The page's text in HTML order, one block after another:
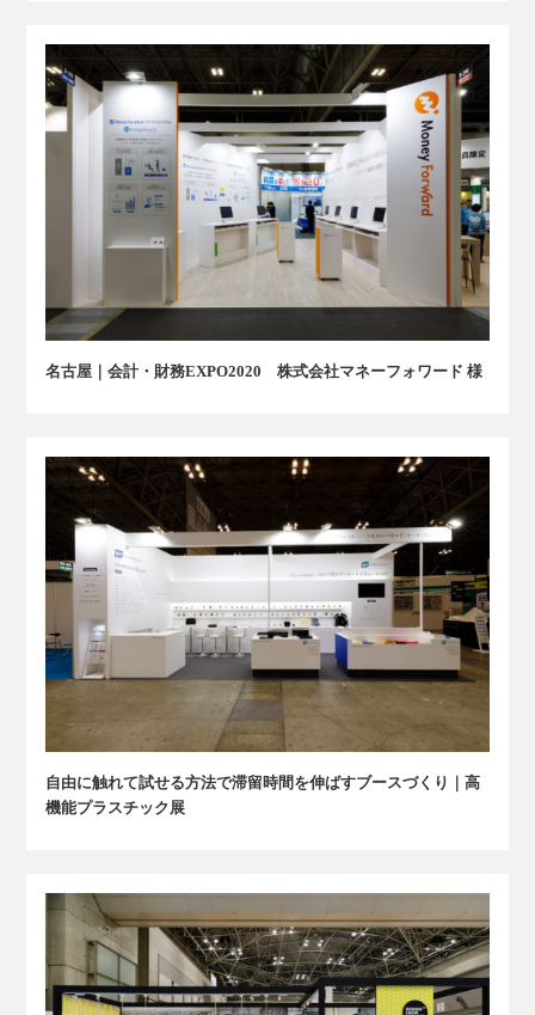
名古屋｜会計・財務EXPO2020 株式会社マネーフォワード 様
自由に触れて試せる方法で滞留時間を伸ばすブースづくり｜高
機能プラスチック展